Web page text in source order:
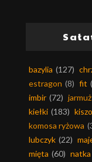
bazylia (127)
estragon (8) fit
imbir (72) jarmuż
kiełki (183)
komosa ryżowa
lubczyk (22)
mięta (60)